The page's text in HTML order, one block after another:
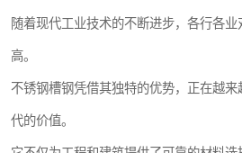
随着现代工业技术的不断进步，各行各
高。
不锈钢槽钢凭借其独特的优势，正在越
代的价值。